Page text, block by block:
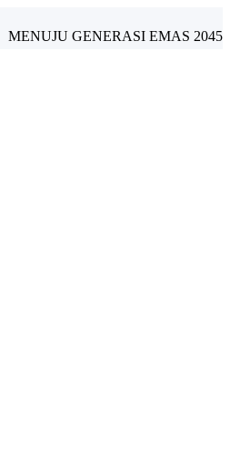
MENUJU GENERASI EMAS 2045